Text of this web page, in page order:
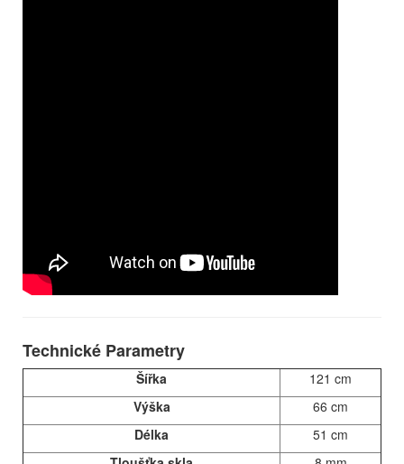
Technické Parametry
Šířka
121 cm
Výška
66 cm
Délka
51 cm